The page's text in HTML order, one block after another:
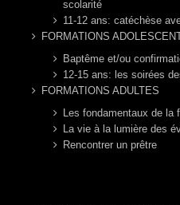
scolarité
11-12 ans: catéchèse
FORMATIONS
Baptême et/ou
12-15 ans: les soirées
FORMATIONS ADULTES
Les fondamentaux de la
La vie à la lumière des
Rencontrer un prêtre